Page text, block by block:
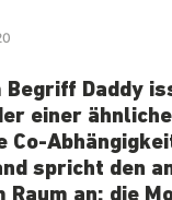
Begriff Daddy
einer
spricht den